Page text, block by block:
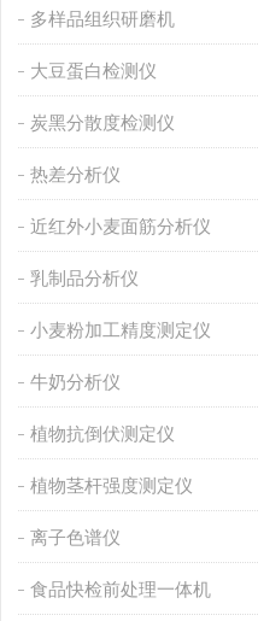
多样品组织研磨机
大豆蛋白检测仪
炭黑分散度检测仪
热差分析仪
近红外小麦面筋分析仪
乳制品分析仪
小麦粉加工精度测定仪
牛奶分析仪
植物抗倒伏测定仪
植物茎杆强度测定仪
离子色谱仪
食品快检前处理一体机